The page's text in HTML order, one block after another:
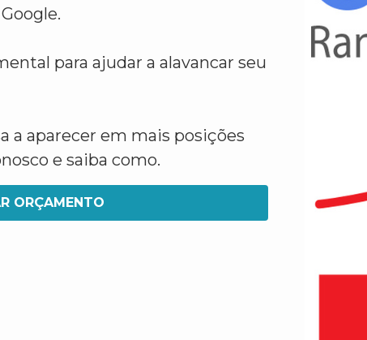
para ajudar a alavancar seu
a aparecer em mais posições
e saiba como.
ORÇAMENTO